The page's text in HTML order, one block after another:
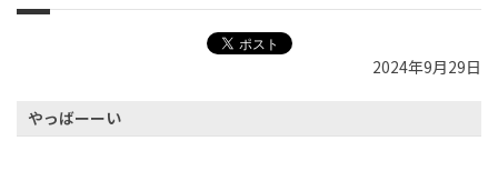
2024年9月29日
やっばーーい